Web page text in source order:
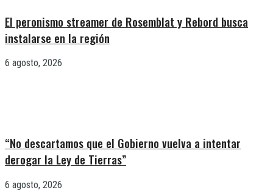
El peronismo streamer de Rosemblat y Rebord busca
instalarse en la región
6 agosto, 2026
“No descartamos que el Gobierno vuelva a intentar
derogar la Ley de Tierras”
6 agosto, 2026